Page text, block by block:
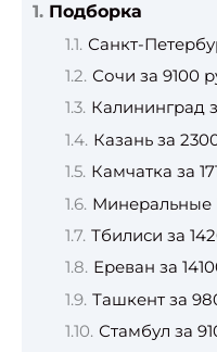
Подборка
Санкт-
Сочи за 9100
Калининград
Казань за
Камчатка за
Минеральные
Тбилиси за
Ереван за
Ташкент за
Стамбул за